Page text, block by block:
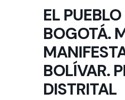
EL
BOGOTÁ.
BOLÍVAR.
DISTRITAL